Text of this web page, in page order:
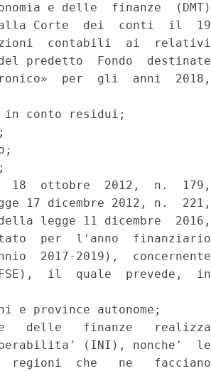
e delle  finanze  (DMT)
alla Corte  dei  conti  il  19
contabili  ai  relativi
predetto  Fondo  destinate
per  gli  anni  2018,
in conto residui;
18  ottobre  2012,  n.  179,
17 dicembre 2012, n.  221,
legge 11 dicembre  2016,
per  l'anno  finanziario
2017-2019),  concernente
il  quale  prevede,  in
e province autonome;
delle   finanze   realizza
(INI), nonche'  le
che   ne   facciano